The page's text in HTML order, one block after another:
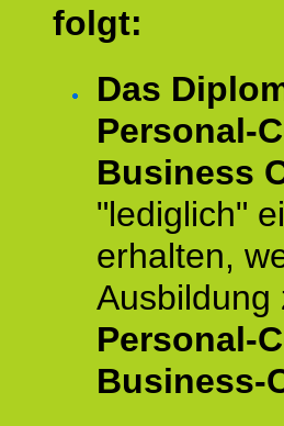
folgt:
Das
Personal-
Business
"lediglich"
erhalten,
Ausbildung
Personal-
Business-